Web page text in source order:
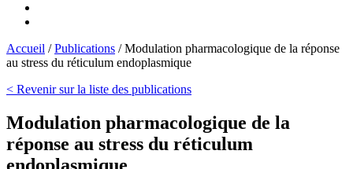
Accueil /Publications /Modulation pharmacologique de la réponse
au stress du réticulum endoplasmique
< Revenir sur la liste des publications
Modulation pharmacologique de la
réponse au stress du réticulum